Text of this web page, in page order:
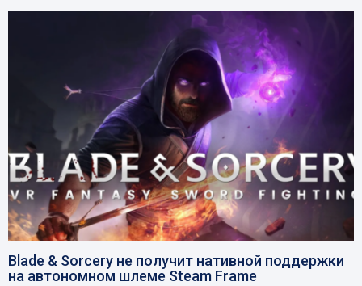
Blade & Sorcery не получит нативной поддержки
на автономном шлеме Steam Frame